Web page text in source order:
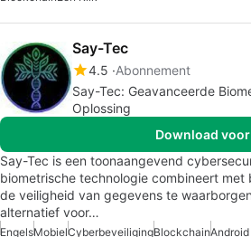
Say-Tec
4.5 Abonnement
Say-Tec: Geavanceerde
Oplossing
Download voor
Say-Tec is een toonaangevend
biometrische technologie combineert met
de veiligheid van gegevens te
alternatief voor…
EngelsMobielCyberbeveiligingBlockchainAndroid